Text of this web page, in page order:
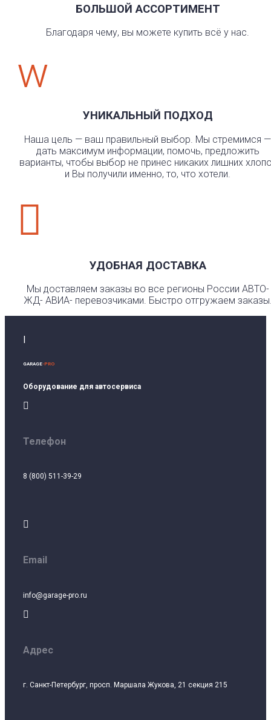
БОЛЬШОЙ АССОРТИМЕНТ
Благодаря чему, вы можете купить всё у нас.
w
УНИКАЛЬНЫЙ ПОДХОД
Наша цель — ваш правильный выбор. Мы стремимся —
дать максимум информации, помочь, предложить
варианты, чтобы выбор не принес никаких лишних
и Вы получили именно, то, что хотели.

УДОБНАЯ ДОСТАВКА
Мы доставляем заказы во все регионы России АВТО-
ЖД- АВИА- перевозчиками. Быстро отгружаем
GARAGE-PRO
Оборудование для автосервиса

Телефон
8 (800) 511-39-29

Email
info@garage-pro.ru

Адрес
г. Санкт-Петербург, просп. Маршала Жукова, 21 секция 215